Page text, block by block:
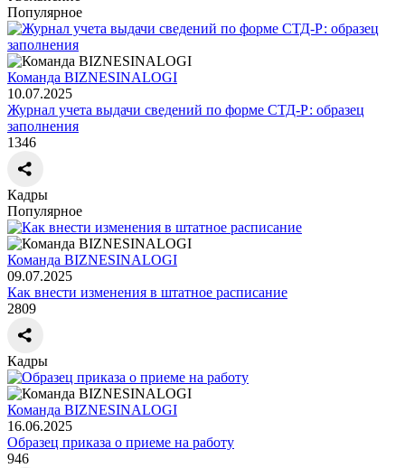
Популярное
Команда BIZNESINALOGI
10.07.2025
Журнал учета выдачи сведений по форме СТД-Р: образец
заполнения
1346
Кадры
Популярное
Команда BIZNESINALOGI
09.07.2025
Как внести изменения в штатное расписание
2809
Кадры
Команда BIZNESINALOGI
16.06.2025
Образец приказа о приеме на работу
946